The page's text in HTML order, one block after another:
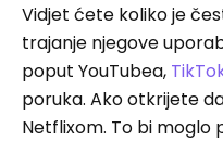
Vidjet ćete koliko je
trajanje njegove
poput YouTubea,
poruka. Ako otkrijete
Netflixom. To bi moglo